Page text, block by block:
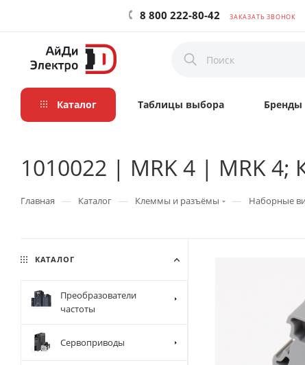
8 800 222-80-42 ЗАКАЗАТЬ ЗВОНОК
Каталог Таблицы выбора Бренды
1010022 | MRK 4 | MRK
Главная — Каталог — Клеммы и разъёмы — Наборные
КАТАЛОГ
Преобразователи
частоты
Сервоприводы